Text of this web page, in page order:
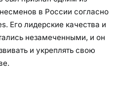
в России согласно
Его лидерские качества и
незамеченными, и он
и укреплять свою